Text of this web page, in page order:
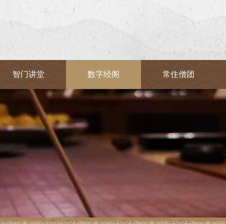
智门讲堂 数字经阁 常住僧团